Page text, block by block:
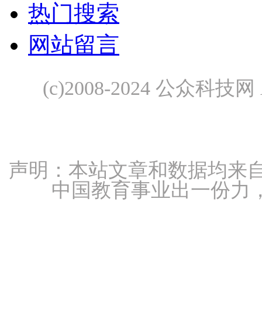
热门搜索
网站留言
(c)2008-2024 公众科技
声明：本站文章和数据均来
中国教育事业出一份力